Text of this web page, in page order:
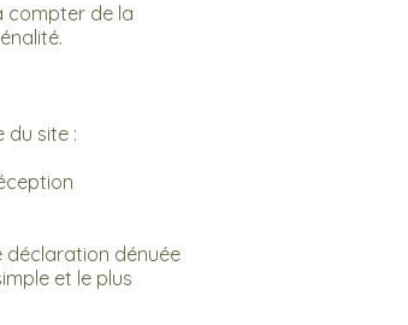
compter de la
du site :
déclaration dénuée
et le plus